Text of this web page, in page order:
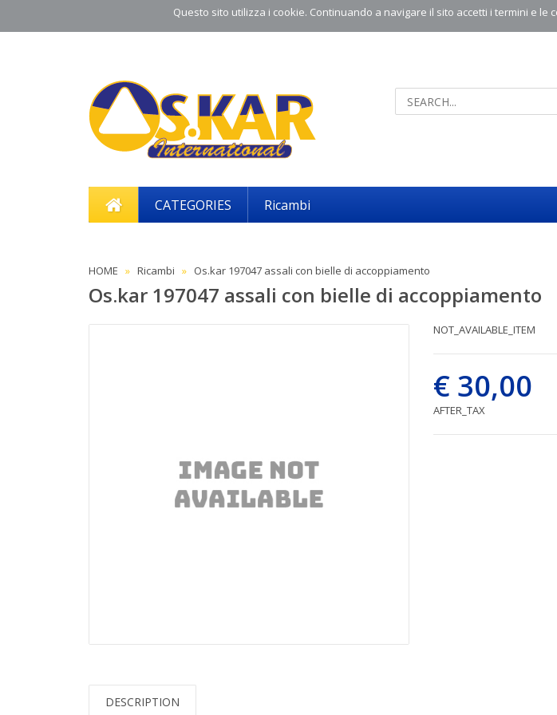
Questo sito utilizza i cookie. Continuando a navigare il sito accetti i termini e
CATEGORIES Ricambi
HOME Ricambi Os.kar 197047 assali con bielle di accoppiamento
Os.kar 197047 assali con bielle di accoppiamento
NOT_AVAILABLE_ITEM
€ 30,00
AFTER_TAX
DESCRIPTION